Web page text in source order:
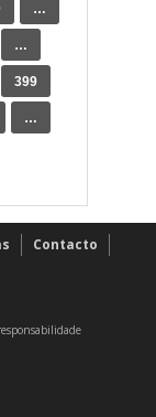
…
…
399
…
Contacto